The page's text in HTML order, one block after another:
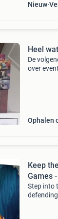
Nieuw
Heel
De
over
Ophalen
Keep
Games -
Step into